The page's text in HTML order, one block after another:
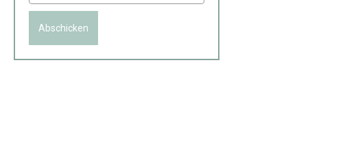
Abschicken